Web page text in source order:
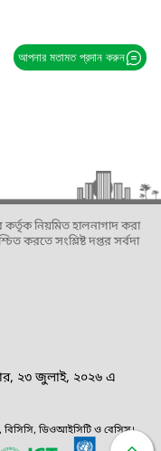
আপনার মতামত প্রদান করুন
কর্তৃক নিয়মিত হালনাগাদ করা
করতে সংশ্লিষ্ট দপ্তর সর্বদা
২৩ জুলাই, ২০২৬ এ
বিসিসি, ডিওআইসিটি ও বেসিস।